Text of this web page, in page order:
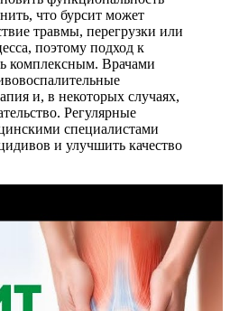
что бурсит может
травмы, перегрузки или
поэтому подход к
комплексным. Врачами
и, в некоторых случаях,
Регулярные
специалистами
и улучшить качество